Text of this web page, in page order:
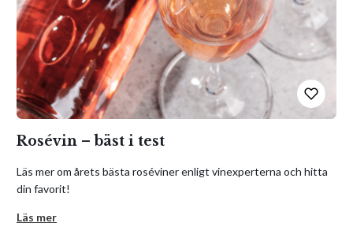
Rosévin – bäst i test
Läs mer om årets bästa roséviner enligt vinexperterna och hitta
din favorit!
Läs mer